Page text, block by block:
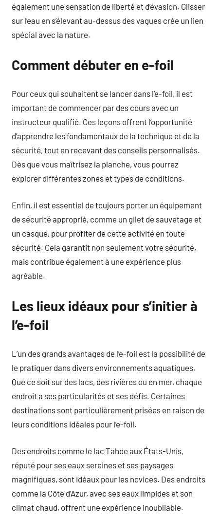
également une sensation de liberté et d’évasion. Glisser
sur l’eau en s’élevant au-dessus des vagues crée un lien
spécial avec la nature.
Comment débuter en e-foil
Pour ceux qui souhaitent se lancer dans l’e-foil, il est
important de commencer par des cours avec un
instructeur qualifié. Ces leçons offrent l’opportunité
d’apprendre les fondamentaux de la technique et de la
sécurité, tout en recevant des conseils personnalisés.
Dès que vous maîtrisez la planche, vous pourrez
explorer différentes zones et types de conditions.
Enfin, il est essentiel de toujours porter un équipement
de sécurité approprié, comme un gilet de sauvetage et
un casque, pour profiter de cette activité en toute
sécurité. Cela garantit non seulement votre sécurité,
mais contribue également à une expérience plus
agréable.
Les lieux idéaux pour s’initier à
l’e-foil
L’un des grands avantages de l’e-foil est la possibilité de
le pratiquer dans divers environnements aquatiques.
Que ce soit sur des lacs, des rivières ou en mer, chaque
endroit a ses particularités et ses défis. Certaines
destinations sont particulièrement prisées en raison de
leurs conditions idéales pour l’e-foil.
Des endroits comme le lac Tahoe aux États-Unis,
réputé pour ses eaux sereines et ses paysages
magnifiques, sont idéaux pour les novices. Des endroits
comme la Côte d’Azur, avec ses eaux limpides et son
climat chaud, offrent une expérience inoubliable.